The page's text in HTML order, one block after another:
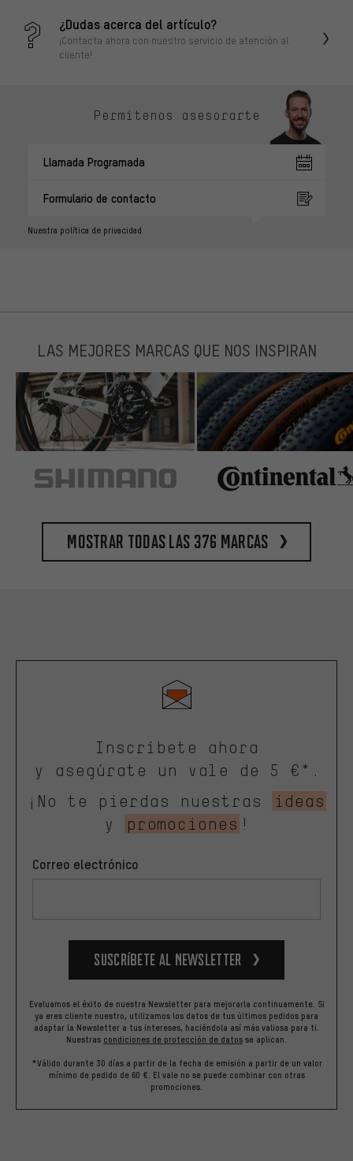
¿Dudas acerca del artículo?
¡Contacta ahora con nuestro servicio de atención al
cliente!
Permítenos asesorarte
Llamada Programada
Formulario de contacto
Nuestra política de privacidad
LAS MEJORES MARCAS QUE NOS INSPIRAN
Mostrar todas las 376 marcas
Inscríbete ahora
y asegúrate un vale de 5 €*.
¡No te pierdas nuestras
ideas
y
promociones !
Correo electrónico
Suscríbete al newsletter
Evaluamos el éxito de nuestra Newsletter para mejorarla continuamente. Si
ya eres cliente nuestro, utilizamos los datos de tus últimos pedidos para
adaptar la Newsletter a tus intereses, haciéndola así más valiosa para ti.
Nuestras condiciones de protección de datos se aplican.
*Válido durante 30 días a partir de la fecha de emisión a partir de un valor
mínimo de pedido de 60 €. El vale no se puede combinar con otras
promociones.